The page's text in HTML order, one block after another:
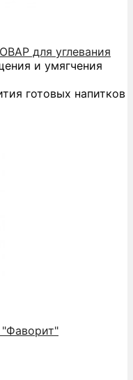
для углевания
и умягчения
готовых напитков